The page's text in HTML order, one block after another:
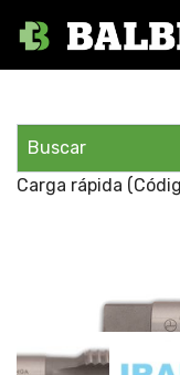
Carga rápida